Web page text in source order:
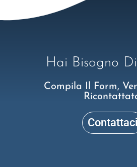
Hai Bisogno
Compila Il Form,
Contattaci